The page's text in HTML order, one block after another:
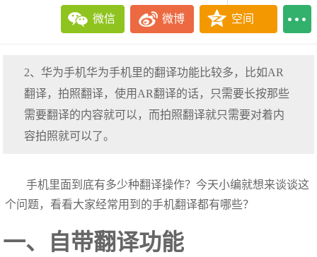
微信 微博 空间
2、华为手机华为手机里的翻译功能比较多，比如AR
翻译，拍照翻译，使用AR翻译的话，只需要长按那些
需要翻译的内容就可以，而拍照翻译就只需要对着内
容拍照就可以了。
手机里面到底有多少种翻译操作？今天小编就想来谈谈这
个问题，看看大家经常用到的手机翻译都有哪些？
一、自带翻译功能